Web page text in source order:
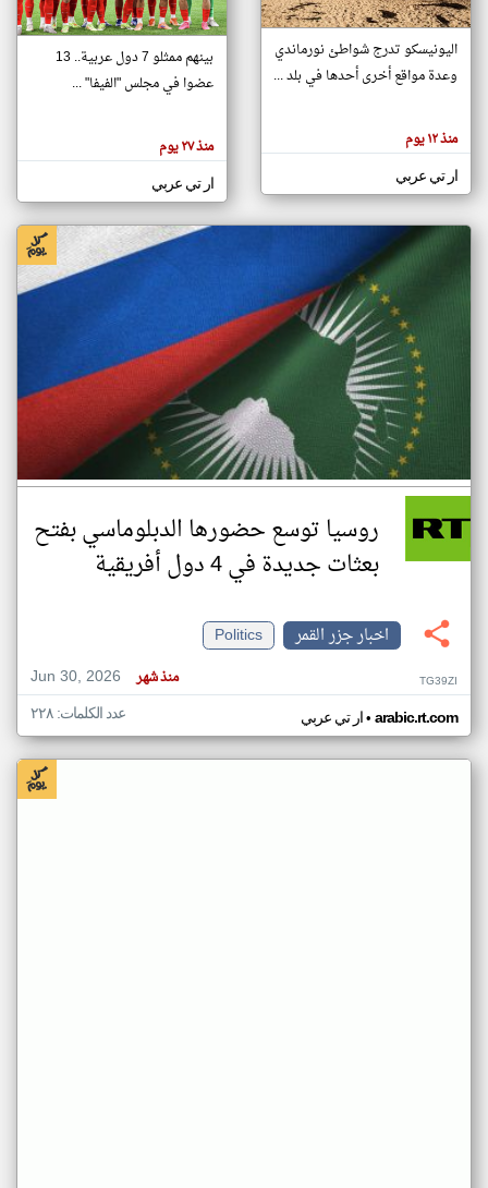
تغيير الدولة
اخبار جزر القمر على مدار الساعة
أهم اخبار جزر القمر العاجلة والمباشرة
هنا عن
وجهة
كاتبيها.
اليونيسكو تدرج شواطئ نورماندي
وعدة مواقع أخرى أحدها في بلد ...
منذ ١٢ يوم
ار تي عربي
بينهم ممثلو 7 دول عربية.. 13
عضوا في مجلس "الفيفا" ...
منذ ٢٧ يوم
ار تي عربي
روسيا توسع حضورها الدبلوماسي بفتح
بعثات جديدة في 4 دول أفريقية
اخبار جزر القمر
Politics
Jun 30, 2026
منذ شهر TG39ZI
ار تي عربي• arabic.rt.com عدد الكلمات: ٢٢٨
klyoum.com